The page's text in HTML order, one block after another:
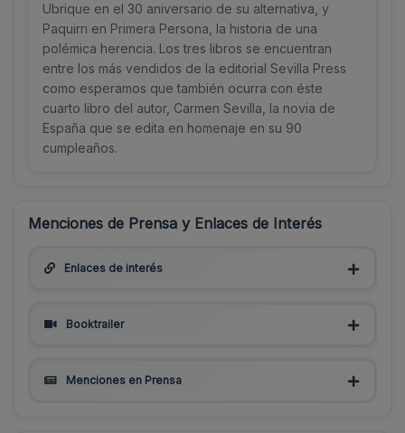
Ubrique en el 30 aniversario de su alternativa, y
Paquirri en Primera Persona, la historia de una
polémica herencia. Los tres libros se encuentran
entre los más vendidos de la editorial Sevilla Press
como esperamos que también ocurra con éste
cuarto libro del autor, Carmen Sevilla, la novia de
España que se edita en homenaje en su 90
cumpleaños.
Menciones de Prensa y Enlaces de Interés
Enlaces de interés
Booktrailer
Menciones en Prensa